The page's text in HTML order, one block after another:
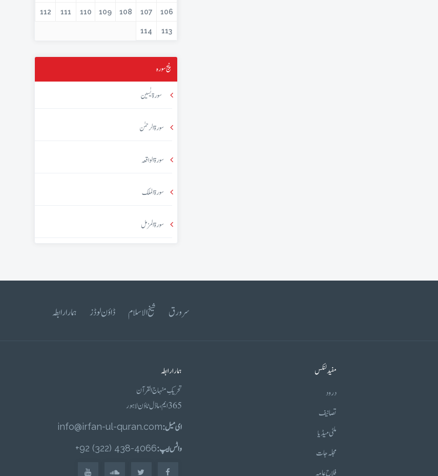
106
107
108
109
110
111
112
113
114
پنج سورہ
سورۃ یٰسین
سورۃ الرحمٰن
سورۃ الواقعہ
سورۃ الملک
سورۃ المزمل
سرورق شیخ الاسلام ڈاؤن لوڈز ہمارا رابطہ
مفید لنکس
درود
تصانیف
ملٹی میڈیا
مجلہ جات
فلاح عامہ
ہمارا رابطہ
تحریکِ منہاج القرآن
365 ایم، ماڈل ٹاؤن لاہور
ای میل :info@irfan-ul-quran.com
واٹس ایپ :4066-438 (322) 92+